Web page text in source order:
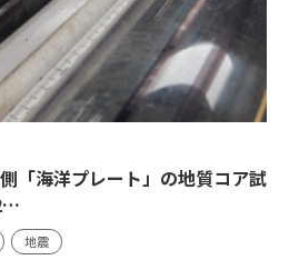
「海洋プレート」の地質コア試
地震